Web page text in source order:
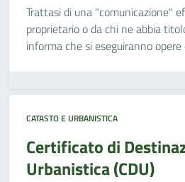
Trattasi di una "comunicazione"
proprietario o da chi ne abbia
informa che si eseguiranno
CATASTO E URBANISTICA
Certificato di
Urbanistica (CDU)